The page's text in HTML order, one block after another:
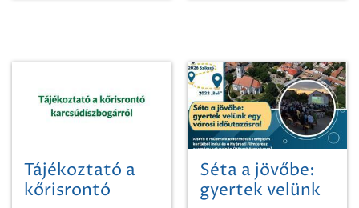
Tájékoztató a
kőrisrontó
Séta a jövőbe:
gyertek velünk